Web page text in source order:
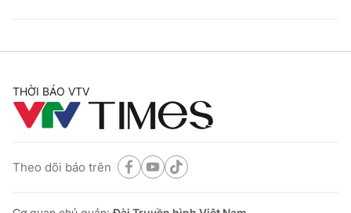
THỜI BÁO VTV
Theo dõi báo trên